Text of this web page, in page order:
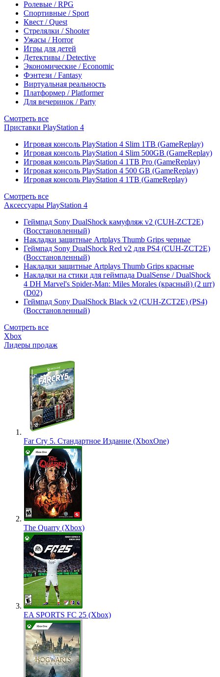
Ролевые / RPG
Спортивные / Sport
Квест / Quest
Стрелялки / Shooter
Ужасы / Horror
Игры для детей
Детективы / Detective
Экономические / Economic
Фэнтези / Fantasy
Виртуальная реальность
Платформер / Platformer
Для вечеринок / Party
Смотреть все
Приставки PlayStation 4
Игровая консоль PlayStation 4 Slim 1TB (GameReplay)
Игровая консоль PlayStation 4 Slim 500GB (GameReplay)
Игровая консоль PlayStation 4 1TB Pro (GameReplay)
Игровая консоль PlayStation 4 500 GB (GameReplay)
Игровая консоль PlayStation 4 1TB (GameReplay)
Смотреть все
Аксессуары PlayStation 4
Геймпад Sony DualShock камуфляж v2 (CUH-ZCT2E)
(Восстановленный)
Накладки защитные Artplays Thumb Grips черные
Геймпад Sony DualShock Red v2 для PS4 (CUH-ZCT2E)
(Восстановленный)
Накладки защитные Artplays Thumb Grips красные
Накладки на стики для геймпада DualSense / DualShock
4 DH Marvel's Spider-Man: Miles Morales (красный) (2 шт)
(D02)
Геймпад Sony DualShock Black v2 (CUH-ZCT2E) (PS4)
(Восстановленный)
Смотреть все
Xbox
Лидеры продаж
Far Cry 5. Стандартное Издание (XboxOne)
The Quarry (Xbox)
EA SPORTS FC 25 (Xbox)